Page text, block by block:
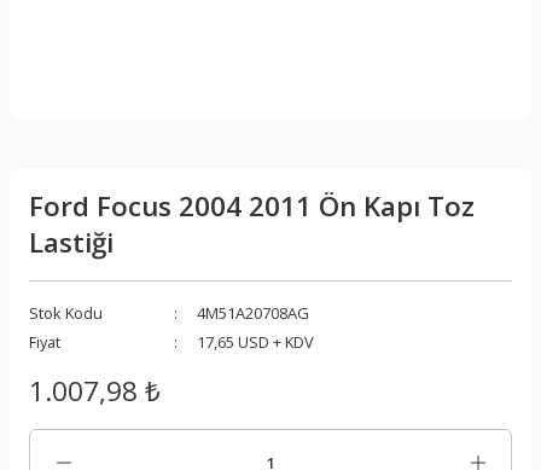
Ford Focus 2004 2011 Ön Kapı Toz
Lastiği
Stok Kodu
4M51A20708AG
Fiyat
17,65 USD + KDV
1.007,98 ₺